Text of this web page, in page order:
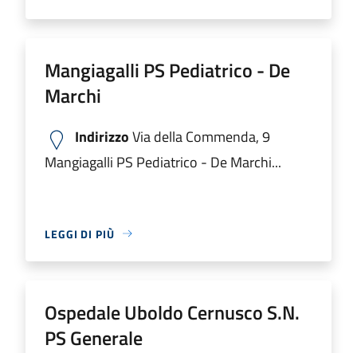
Mangiagalli PS Pediatrico - De
Marchi
IndirizzoVia della Commenda, 9
Mangiagalli PS Pediatrico - De Marchi...
LEGGI DI PIÙ
Ospedale Uboldo Cernusco S.N.
PS Generale